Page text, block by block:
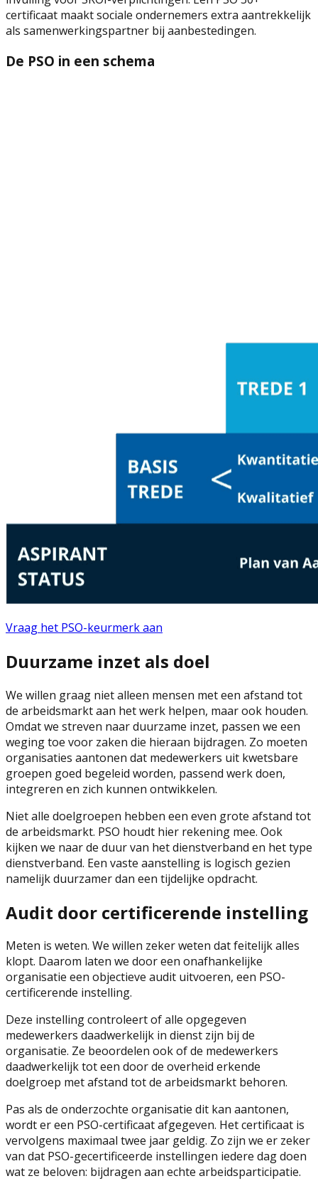
certificaat maakt sociale ondernemers extra aantrekkelijk
als samenwerkingspartner bij aanbestedingen.
De PSO in een schema
Vraag het PSO-keurmerk aan
Duurzame inzet als doel
We willen graag niet alleen mensen met een afstand tot
de arbeidsmarkt aan het werk helpen, maar ook houden.
Omdat we streven naar duurzame inzet, passen we een
weging toe voor zaken die hieraan bijdragen. Zo moeten
organisaties aantonen dat medewerkers uit kwetsbare
groepen goed begeleid worden, passend werk doen,
integreren en zich kunnen ontwikkelen.
Niet alle doelgroepen hebben een even grote afstand tot
de arbeidsmarkt. PSO houdt hier rekening mee. Ook
kijken we naar de duur van het dienstverband en het type
dienstverband. Een vaste aanstelling is logisch gezien
namelijk duurzamer dan een tijdelijke opdracht.
Audit door certificerende instelling
Meten is weten. We willen zeker weten dat feitelijk alles
klopt. Daarom laten we door een onafhankelijke
organisatie een objectieve audit uitvoeren, een PSO-
certificerende instelling.
Deze instelling controleert of alle opgegeven
medewerkers daadwerkelijk in dienst zijn bij de
organisatie. Ze beoordelen ook of de medewerkers
daadwerkelijk tot een door de overheid erkende
doelgroep met afstand tot de arbeidsmarkt behoren.
Pas als de onderzochte organisatie dit kan aantonen,
wordt er een PSO-certificaat afgegeven. Het certificaat is
vervolgens maximaal twee jaar geldig. Zo zijn we er zeker
van dat PSO-gecertificeerde instellingen iedere dag doen
wat ze beloven: bijdragen aan echte arbeidsparticipatie.